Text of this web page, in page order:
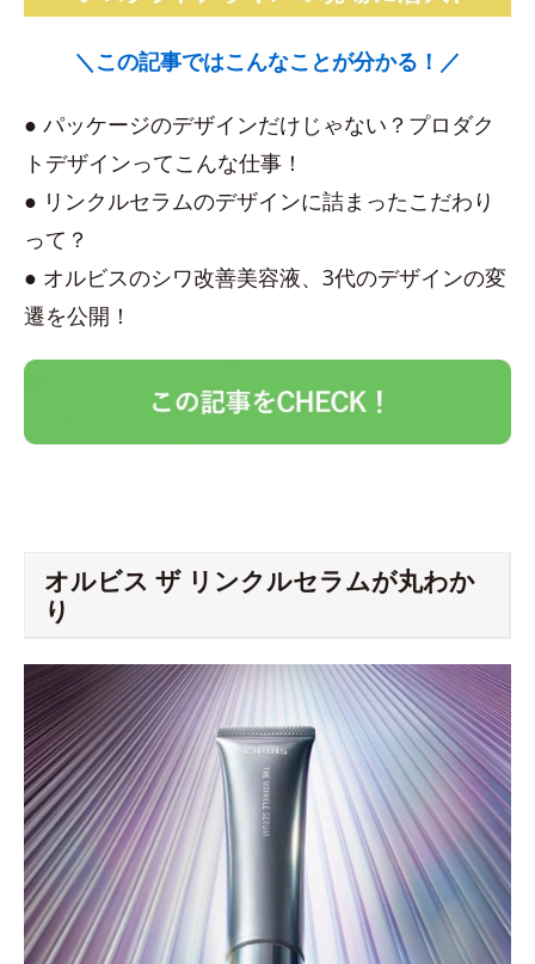
＼この記事ではこんなことが分かる！／
● パッケージのデザインだけじゃない？プロダク
トデザインってこんな仕事！
● リンクルセラムのデザインに詰まったこだわり
って？
● オルビスのシワ改善美容液、3代のデザインの変
遷を公開！
オルビス ザ リンクルセラムが丸わか
り